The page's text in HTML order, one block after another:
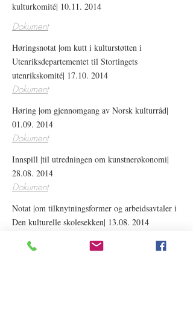
kulturkomité| 10.11. 2014
Dokument
Høringsnotat |om kutt i kulturstøtten i
Utenriksdepartementet til Stortingets
utenrikskomité| 17.10. 2014
Dokument
Høring |om gjennomgang av Norsk kulturråd|
01.09. 2014
Dokument
Innspill |til utredningen om kunstnerøkonomi|
28.08. 2014
Dokument
Notat |om tilknytningsformer og arbeidsavtaler i
Den kulturelle skolesekken| 13.08. 2014